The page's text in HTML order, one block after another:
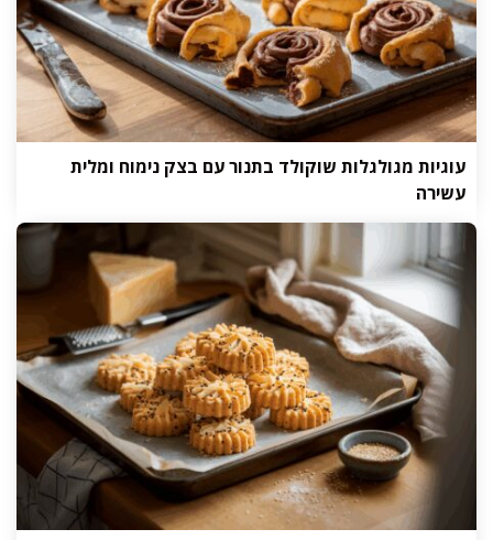
עוגיות מגולגלות שוקולד בתנור עם בצק נימוח ומלית
עשירה